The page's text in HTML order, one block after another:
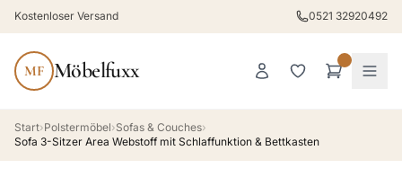
Kostenloser Versand 0521 32920492
MF Möbelfuxx
Start›Polstermöbel›Sofas & Couches›
Sofa 3-Sitzer Area Webstoff mit Schlaffunktion & Bettkasten